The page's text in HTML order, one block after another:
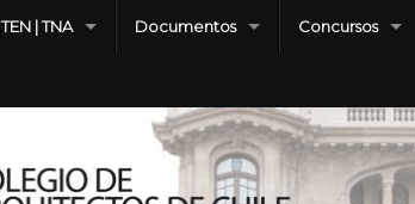
TEN | TNA Documentos Concursos